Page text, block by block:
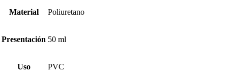
Material Poliuretano
Presentación 50 ml
Uso PVC